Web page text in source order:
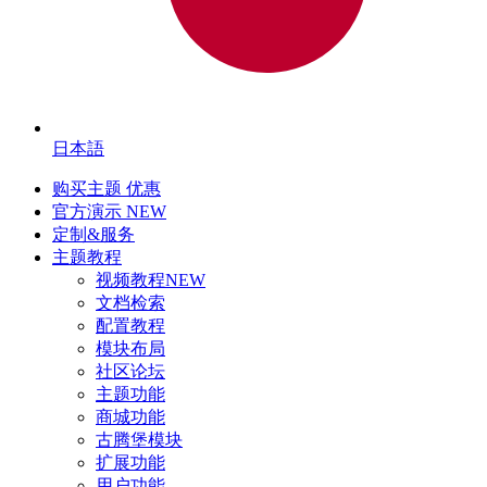
日本語
购买主题 优惠
官方演示 NEW
定制&服务
主题教程
视频教程NEW
文档检索
配置教程
模块布局
社区论坛
主题功能
商城功能
古腾堡模块
扩展功能